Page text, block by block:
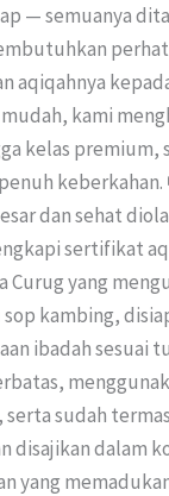
— semuanya
aqiqahnya
kami
kelas premium,
dan sehat
sertifikat
Curug yang
kambing,
ibadah sesuai
serta sudah
disajikan dalam
yang